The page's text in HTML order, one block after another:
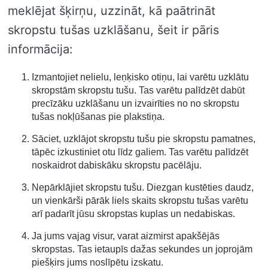
meklējat šķirņu, uzzināt, kā paātrināt
skropstu tušas uzklāšanu, šeit ir pāris
informācija:
Izmantojiet nelielu, leņķisko otiņu, lai varētu uzklātu
skropstām skropstu tušu. Tas varētu palīdzēt dabūt
precīzāku uzklāšanu un izvairīties no no skropstu
tušas nokļūšanas pie plakstiņa.
Sāciet, uzklājot skropstu tušu pie skropstu pamatnes,
tāpēc izkustiniet otu līdz galiem. Tas varētu palīdzēt
noskaidrot dabiskāku skropstu pacēlāju.
Nepārklājiet skropstu tušu. Diezgan kustēties daudz,
un vienkārši pārāk liels skaits skropstu tušas varētu
arī padarīt jūsu skropstas kuplas un nedabiskas.
Ja jums vajag visur, varat aizmirst apakšējās
skropstas. Tas ietaupīs dažas sekundes un joprojām
piešķirs jums noslīpētu izskatu.